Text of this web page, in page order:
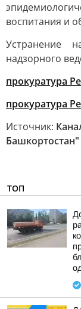
воспитания и
Устранение
надзорного
прокуратура
прокуратура
Источник:
Башкортостан"
ТОП